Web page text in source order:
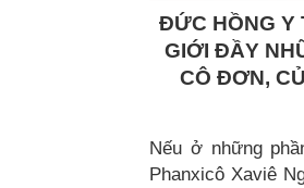
ĐỨC HỒNG Y
GIỚI ĐẦY
CÔ ĐƠN,
Nếu ở những
Phanxicô Xaviê